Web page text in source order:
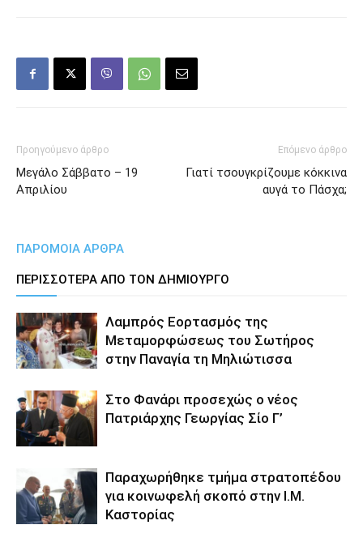
Προηγούμενο άρθρο
Μεγάλο Σάββατο – 19
Απριλίου
Επόμενο άρθρο
Γιατί τσουγκρίζουμε κόκκινα
αυγά το Πάσχα;
ΠΑΡΟΜΟΙΑ ΑΡΘΡΑ
ΠΕΡΙΣΣΟΤΕΡΑ ΑΠΟ ΤΟΝ ΔΗΜΙΟΥΡΓΟ
Λαμπρός Εορτασμός της
Μεταμορφώσεως του Σωτήρος
στην Παναγία τη Μηλιώτισσα
Στο Φανάρι προσεχώς ο νέος
Πατριάρχης Γεωργίας Σίο Γ’
Παραχωρήθηκε τμήμα στρατοπέδου
για κοινωφελή σκοπό στην Ι.Μ.
Καστορίας